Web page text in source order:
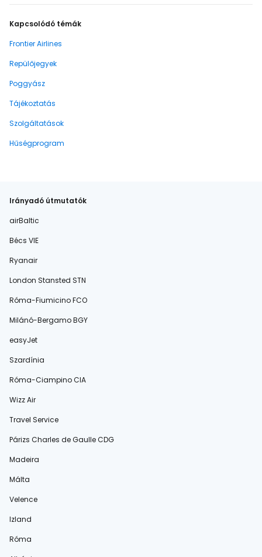
Kapcsolódó témák
Frontier Airlines
Repülőjegyek
Poggyász
Tájékoztatás
Szolgáltatások
Hűségprogram
Irányadó útmutatók
airBaltic
Bécs VIE
Ryanair
London Stansted STN
Róma-Fiumicino FCO
Milánó-Bergamo BGY
easyJet
Szardínia
Róma-Ciampino CIA
Wizz Air
Travel Service
Párizs Charles de Gaulle CDG
Madeira
Málta
Velence
Izland
Róma